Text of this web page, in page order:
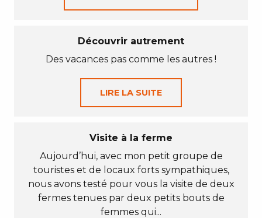
Découvrir autrement
Des vacances pas comme les autres !
LIRE LA SUITE
Visite à la ferme
Aujourd’hui, avec mon petit groupe de
touristes et de locaux forts sympathiques,
nous avons testé pour vous la visite de deux
fermes tenues par deux petits bouts de
femmes qui...